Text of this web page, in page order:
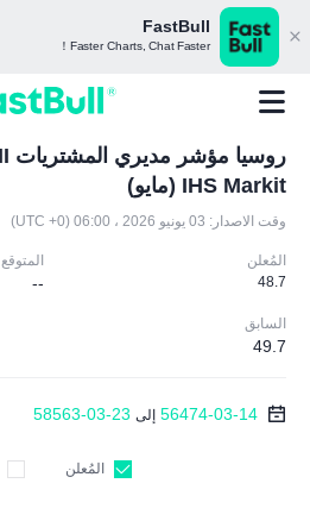
FastBull
Faster Charts, Chat Faster！
IHS Markit (مايو)
وقت الاصدار: 03 يونيو 2026 ، 06:00 (UTC +0)
المُعلن
48.7
المتوقع
--
السابق
49.7
56474-03-14 إلى 58563-03-23
المُعلن